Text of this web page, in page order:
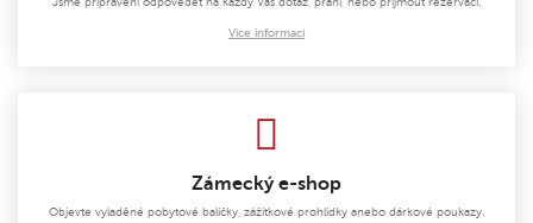
Více informací
Zámecký e-shop
Objevte vyladěné pobytové balíčky, zážitkové prohlídky anebo dárkové poukazy.